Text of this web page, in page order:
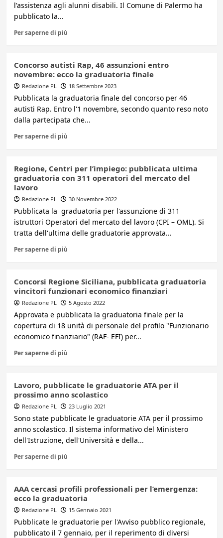
l'assistenza agli alunni disabili. Il Comune di Palermo ha
pubblicato la...
Per saperne di più
Concorso autisti Rap, 46 assunzioni entro
novembre: ecco la graduatoria finale
Redazione PL 18 Settembre 2023
Pubblicata la graduatoria finale del concorso per 46
autisti Rap. Entro l'1 novembre, secondo quanto reso noto
dalla partecipata che...
Per saperne di più
Regione, Centri per l’impiego: pubblicata ultima
graduatoria con 311 operatori del mercato del
lavoro
Redazione PL 30 Novembre 2022
Pubblicata la graduatoria per l'assunzione di 311
istruttori Operatori del mercato del lavoro (CPI – OML). Si
tratta dell'ultima delle graduatorie approvata...
Per saperne di più
Concorsi Regione Siciliana, pubblicata graduatoria
vincitori funzionari economico finanziari
Redazione PL 5 Agosto 2022
Approvata e pubblicata la graduatoria finale per la
copertura di 18 unità di personale del profilo "Funzionario
economico finanziario" (RAF- EFI) per...
Per saperne di più
Lavoro, pubblicate le graduatorie ATA per il
prossimo anno scolastico
Redazione PL 23 Luglio 2021
Sono state pubblicate le graduatorie ATA per il prossimo
anno scolastico. Il sistema informativo del Ministero
dell'Istruzione, dell'Università e della...
Per saperne di più
AAA cercasi profili professionali per l’emergenza:
ecco la graduatoria
Redazione PL 15 Gennaio 2021
Pubblicate le graduatorie per l'Avviso pubblico regionale,
pubblicato il 7 gennaio, per il reperimento di diversi